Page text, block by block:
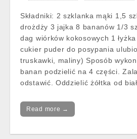
Składniki: 2 szklanka mąki 1,5
drożdży 3 jajka 8 bananów 1/3
dag wiórków kokosowych 1
cukier puder do posypania
truskawki, maliny) Sposób
banan podzielić na 4 części.
odstawić. Oddzielić żółtka od
Read more →